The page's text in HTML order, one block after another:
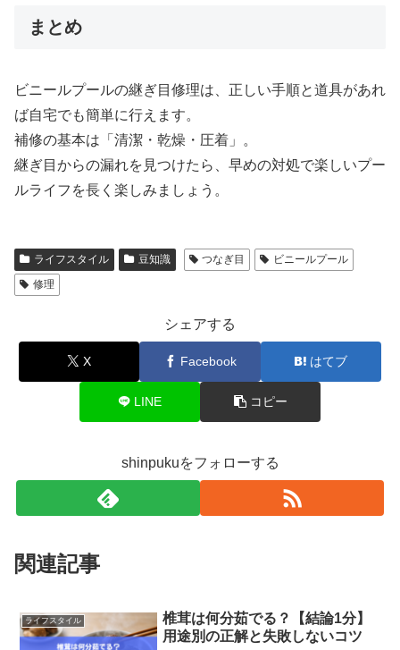
まとめ
ビニールプールの継ぎ目修理は、正しい手順と道具があれ
ば自宅でも簡単に行えます。
補修の基本は「清潔・乾燥・圧着」。
継ぎ目からの漏れを見つけたら、早めの対処で楽しいプー
ルライフを長く楽しみましょう。
ライフスタイル 豆知識 つなぎ目
ビニールプール
修理
シェアする
X Facebook はてブ
LINE コピー
shinpukuをフォローする
関連記事
ライフスタイル
椎茸は何分茹でる？【結論1分】
用途別の正解と失敗しないコツ